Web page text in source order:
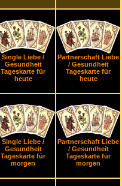
Single Liebe /
Gesundheit
Tageskarte für
heute
Partnerschaft Liebe
/ Gesundheit
Tageskarte für
heute
Single Liebe /
Gesundheit
Tageskarte für
morgen
Partnerschaft Liebe
/ Gesundheit
Tageskarte für
morgen